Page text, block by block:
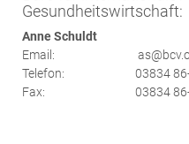
Gesundheitswirtschaft:
Anne Schuldt
Email:
Telefon:
03834
Fax:
03834